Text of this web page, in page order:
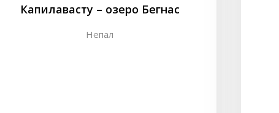
Капилавасту – озеро Бегнас
Непал